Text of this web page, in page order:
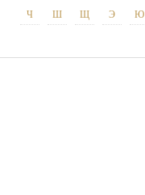
Ч Ш Щ Э Ю